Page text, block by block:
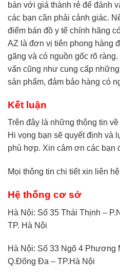
bán với giá thành rẻ để đánh
các bạn cần phải cảnh giác.
điểm bán đồ y tế chính hãng
AZ là đơn vị tiên phong hàng
gãng và có nguồn gốc rõ
vấn cũng như cung cấp
sản phẩm, đảm bảo hàng có
Kết luận
Trên đây là những thông tin
Hi vọng bạn sẽ quyết định và
phù hợp. Xin cảm ơn các bạn
Mọi thông tin chi tiết xin liên hệ
Hệ thống cơ sở
Hà Nội: Số 35 Thái Thịnh –
TP. Hà Nội
Hà Nội: Số 33 Ngõ 4 Phương
Q.Đống Đa – TP.Hà Nội